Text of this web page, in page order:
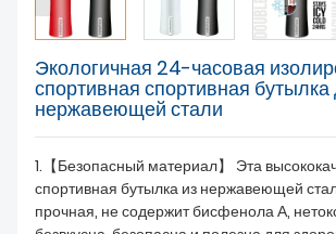
Экологичная 24-часовая
спортивная спортивная
нержавеющей стали
1.【Безопасный материал】 Эта
спортивная бутылка из нержавеющей
прочная, не содержит бисфенола А,